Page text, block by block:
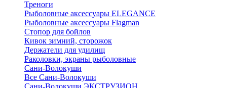
Треноги
Рыболовные аксессуары ELEGANCE
Рыболовные аксессуары Flagman
Стопор для бойлов
Кивок зимний, сторожок
Держатели для удилищ
Раколовки, экраны рыболовные
Сани-Волокуши
Все Сани-Волокуши
Сани-Волокуши ЭКСТРУЗИОН